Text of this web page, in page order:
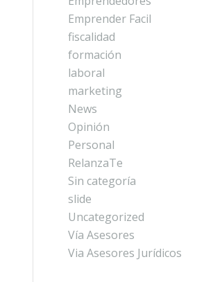
Emprender Facil
fiscalidad
formación
laboral
marketing
News
Opinión
Personal
RelanzaTe
Sin categoría
slide
Uncategorized
Vía Asesores
Via Asesores Jurídicos